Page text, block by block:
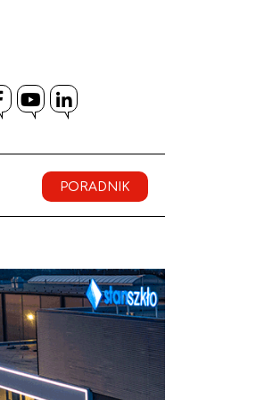
Facebook
YouTube
LinkedIn
PORADNIK